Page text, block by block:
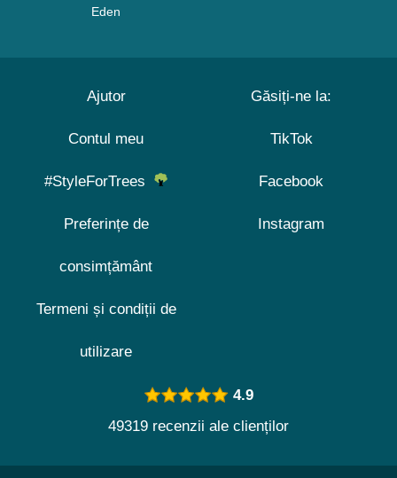
Eden
Ajutor
Contul meu
#StyleForTrees
Preferințe de
consimțământ
Termeni și condiții de
utilizare
Găsiți-ne la:
TikTok
Facebook
Instagram
4.9
49319 recenzii ale clienților